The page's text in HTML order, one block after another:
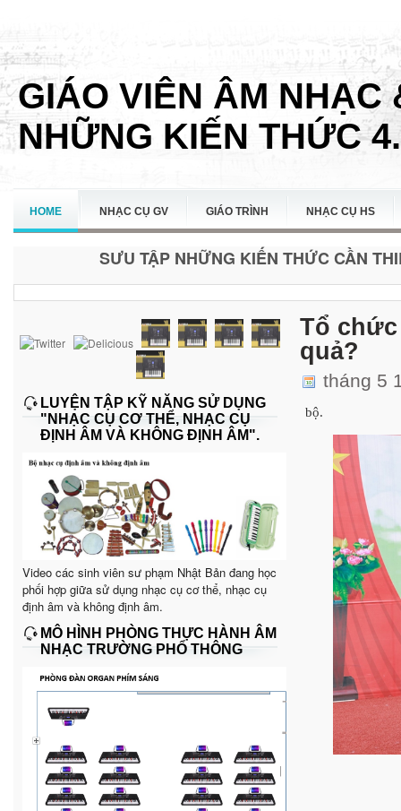
GIÁO VIÊN ÂM NHẠC
NHỮNG KIẾN THỨC
HOME NHẠC CỤ GV GIÁO TRÌNH NHẠC CỤ HS
SƯU TẬP NHỮNG KIẾN THỨC CẦN
LUYỆN TẬP KỸ NĂNG SỬ DỤNG
"NHẠC CỤ CƠ THỂ, NHẠC CỤ
ĐỊNH ÂM VÀ KHÔNG ĐỊNH ÂM".
Video các sinh viên sư phạm Nhật Bản đang học
phối hợp giữa sử dụng nhạc cụ cơ thể, nhạc cụ
định âm và không định âm.
MÔ HÌNH PHÒNG THỰC HÀNH ÂM
NHẠC TRƯỜNG PHỔ THÔNG
Tổ
quả?
tháng 5
bộ.